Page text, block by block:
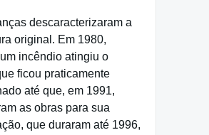
descaracterizaram a
original. Em 1980,
incêndio atingiu o
ficou praticamente
até que, em 1991,
as obras para sua
que duraram até 1996,